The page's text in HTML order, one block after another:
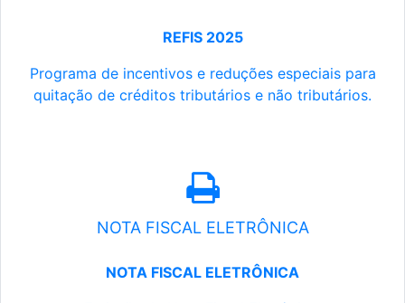
REFIS 2025
Programa de incentivos e reduções especiais para
quitação de créditos tributários e não tributários.
NOTA FISCAL ELETRÔNICA
NOTA FISCAL ELETRÔNICA